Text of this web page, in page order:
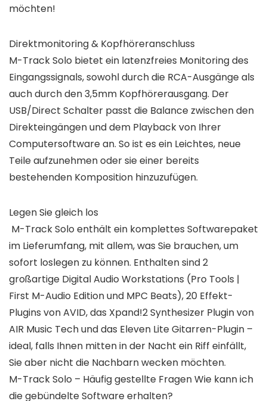
möchten!
Direktmonitoring & Kopfhöreranschluss
M-Track Solo bietet ein latenzfreies Monitoring des
Eingangssignals, sowohl durch die RCA-Ausgänge als
auch durch den 3,5mm Kopfhörerausgang. Der
USB/Direct Schalter passt die Balance zwischen den
Direkteingängen und dem Playback von Ihrer
Computersoftware an. So ist es ein Leichtes, neue
Teile aufzunehmen oder sie einer bereits
bestehenden Komposition hinzuzufügen.
Legen Sie gleich los
M-Track Solo enthält ein komplettes Softwarepaket
im Lieferumfang, mit allem, was Sie brauchen, um
sofort loslegen zu können. Enthalten sind 2
großartige Digital Audio Workstations (Pro Tools |
First M-Audio Edition und MPC Beats), 20 Effekt-
Plugins von AVID, das Xpand!2 Synthesizer Plugin von
AIR Music Tech und das Eleven Lite Gitarren-Plugin –
ideal, falls Ihnen mitten in der Nacht ein Riff einfällt,
Sie aber nicht die Nachbarn wecken möchten.
M-Track Solo – Häufig gestellte Fragen Wie kann ich
die gebündelte Software erhalten?